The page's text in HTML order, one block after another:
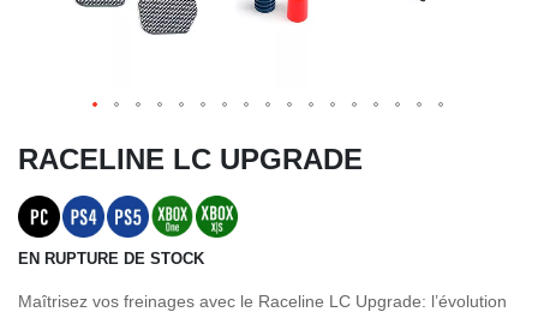
RACELINE LC UPGRADE
EN RUPTURE DE STOCK
Maîtrisez vos freinages avec le Raceline LC Upgrade: l’évolution